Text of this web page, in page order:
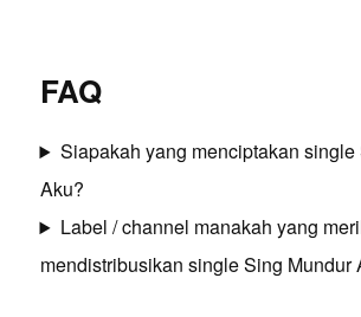
FAQ
Siapakah yang menciptakan
Aku?
Label / channel manakah yang
mendistribusikan single Sing Mundur